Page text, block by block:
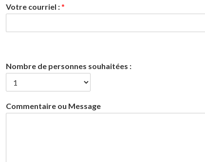
Votre courriel :*
Nombre de personnes souhaitées :
Commentaire ou Message